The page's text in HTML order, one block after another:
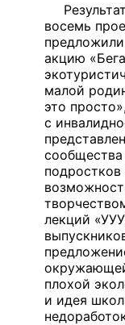
восемь
акцию
малой
это
с
лекций
плохой
и идея